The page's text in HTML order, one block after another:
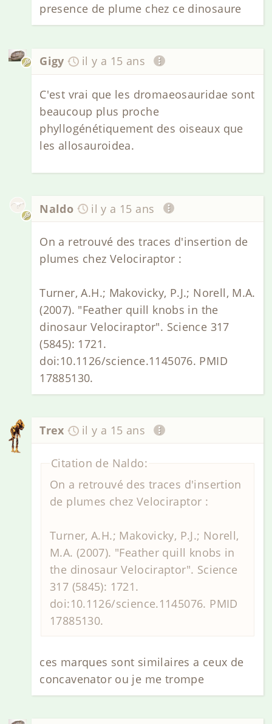
presence de plume chez ce dinosaure
Gigy il y a 15 ans
C'est vrai que les dromaeosauridae sont
beaucoup plus proche
phyllogénétiquement des oiseaux que
les allosauroidea.
Naldo il y a 15 ans
On a retrouvé des traces d'insertion de
plumes chez Velociraptor :
Turner, A.H.; Makovicky, P.J.; Norell, M.A.
(2007). "Feather quill knobs in the
dinosaur Velociraptor". Science 317
(5845): 1721.
doi:10.1126/science.1145076. PMID
17885130.
Trex il y a 15 ans
Citation de Naldo:
On a retrouvé des traces d'insertion
de plumes chez Velociraptor :
Turner, A.H.; Makovicky, P.J.; Norell,
M.A. (2007). "Feather quill knobs in
the dinosaur Velociraptor". Science
317 (5845): 1721.
doi:10.1126/science.1145076. PMID
17885130.
ces marques sont similaires a ceux de
concavenator ou je me trompe